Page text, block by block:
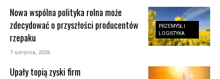
PRZEMYSŁ I
LOGISTYKA
Nowa wspólna polityka rolna może
zdecydować o przyszłości producentów
rzepaku
7 sierpnia, 2026
Upały topią zyski firm